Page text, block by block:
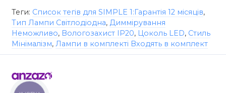
Теги: Список тегів для SIMPLE 1:Гарантія 12 місяців,
Тип Лампи Світлодіодна, Диммірування
Неможливо, Вологозахист IP20, Цоколь LED, Стиль
Мінімалізм, Лампи в комплекті Входять в комплект